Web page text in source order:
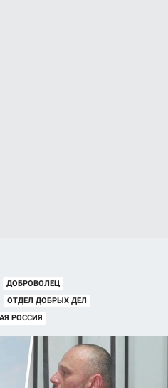
ДОБРОВОЛЕЦ
ОТДЕЛ ДОБРЫХ ДЕЛ
РОССИЯ